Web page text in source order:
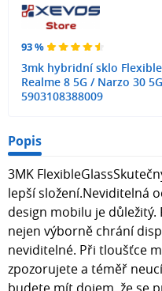
93 %
3mk hybridní sklo
Realme 8 5G / Narzo 30 5G
5903108388009
Popis
3MK
lepší složení.Neviditelná
design mobilu je
nejen výborně chrání
neviditelné. Při tloušťce
zpozorujete a téměř